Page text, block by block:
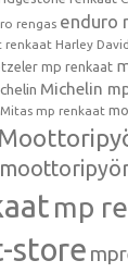
rengas enduro
renkaat Harley
mp renkaat
Michelin
Mitas mp renkaat
mp
store